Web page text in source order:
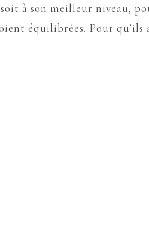
à son meilleur niveau,
équilibrées. Pour qu’ils